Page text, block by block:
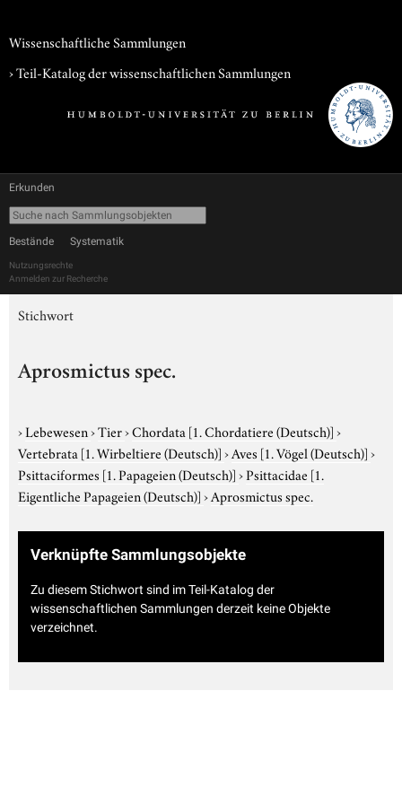
Wissenschaftliche Sammlungen
› Teil-Katalog der wissenschaftlichen Sammlungen
Erkunden
Bestände Systematik
Nutzungsrechte
Anmelden zur Recherche
Stichwort
Aprosmictus spec.
›Lebewesen›Tier›Chordata [1. Chordatiere (Deutsch)]›
Vertebrata [1. Wirbeltiere (Deutsch)]›Aves [1. Vögel (Deutsch)]›
Psittaciformes [1. Papageien (Deutsch)]›Psittacidae [1.
Eigentliche Papageien (Deutsch)]›Aprosmictus spec.
Verknüpfte Sammlungsobjekte
Zu diesem Stichwort sind im Teil-Katalog der
wissenschaftlichen Sammlungen derzeit keine Objekte
verzeichnet.